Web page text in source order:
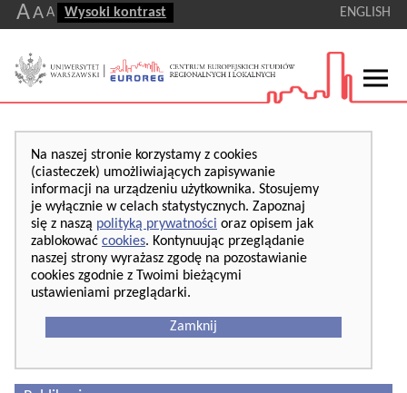
AA A Wysoki kontrast ENGLISH
Na naszej stronie korzystamy z cookies
(ciasteczek) umożliwiających zapisywanie
informacji na urządzeniu użytkownika. Stosujemy
je wyłącznie w celach statystycznych. Zapoznaj
się z naszą polityką prywatności oraz opisem jak
zablokować cookies. Kontynuując przeglądanie
naszej strony wyrażasz zgodę na pozostawianie
cookies zgodnie z Twoimi bieżącymi
ustawieniami przeglądarki.
Zamknij